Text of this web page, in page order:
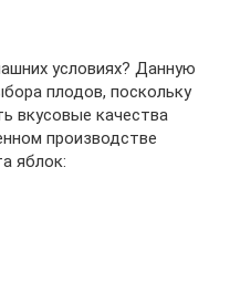
условиях? Данную
плодов, поскольку
вкусовые качества
производстве
яблок: